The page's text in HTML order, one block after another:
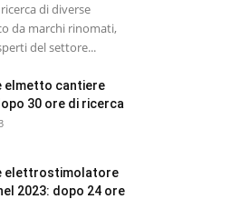
di diverse
da marchi rinomati,
del settore...
elmetto cantiere
30 ore di ricerca
elettrostimolatore
2023: dopo 24 ore